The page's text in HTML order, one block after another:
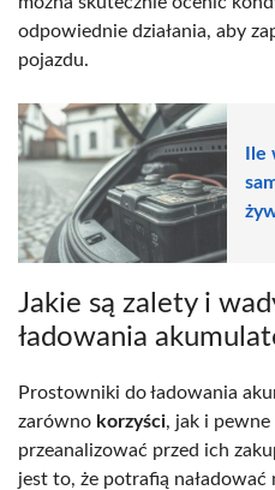
odpowiednie działania, aby
pojazdu.
Jakie są zalety i
ładowania
Prostowniki do ładowania
zarówno korzyści, jak i pewne
przeanalizować przed ich
jest to, że potrafią naładować